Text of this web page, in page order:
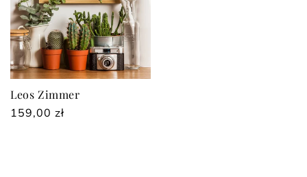
Leos Zimmer
Normaler
159,00 zł